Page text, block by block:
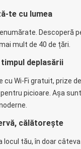
te cu lumea
Descoperă
mult de 40 de țări.
deplasării
cu Wi-Fi gratuit, prize
picioare. Așa
călătorește
locul tău, în doar